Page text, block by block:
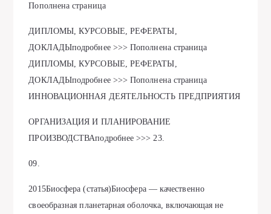
Пополнена страница
ДИПЛОМЫ, КУРСОВЫЕ, РЕФЕРАТЫ,
ДОКЛАДЫподробнее >>> Пополнена страница
ДИПЛОМЫ, КУРСОВЫЕ, РЕФЕРАТЫ,
ДОКЛАДЫподробнее >>> Пополнена страница
ИННОВАЦИОННАЯ ДЕЯТЕЛЬНОСТЬ ПРЕДПРИЯТИЯ
ОРГАНИЗАЦИЯ И ПЛАНИРОВАНИЕ
ПРОИЗВОДСТВАподробнее >>> 23.
09.
2015Биосфера (статья)Биосфера — качественно
своеобразная планетарная оболочка, включающая не